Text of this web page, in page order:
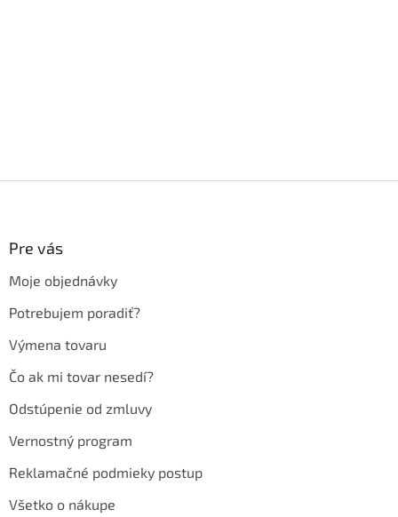
Pre vás
Moje objednávky
Potrebujem poradiť?
Výmena tovaru
Čo ak mi tovar nesedí?
Odstúpenie od zmluvy
Vernostný program
Reklamačné podmieky postup
Všetko o nákupe